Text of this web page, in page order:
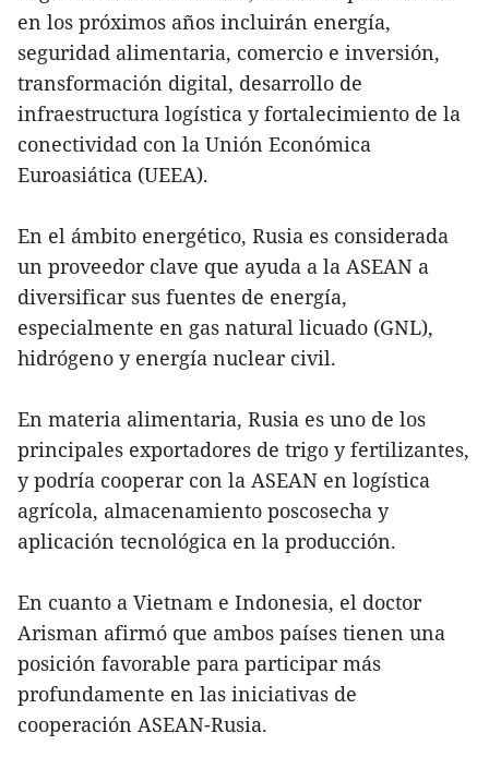
en los próximos años incluirán energía,
seguridad alimentaria, comercio e inversión,
transformación digital, desarrollo de
infraestructura logística y fortalecimiento de la
conectividad con la Unión Económica
Euroasiática (UEEA).
En el ámbito energético, Rusia es considerada
un proveedor clave que ayuda a la ASEAN a
diversificar sus fuentes de energía,
especialmente en gas natural licuado (GNL),
hidrógeno y energía nuclear civil.
En materia alimentaria, Rusia es uno de los
principales exportadores de trigo y fertilizantes,
y podría cooperar con la ASEAN en logística
agrícola, almacenamiento poscosecha y
aplicación tecnológica en la producción.
En cuanto a Vietnam e Indonesia, el doctor
Arisman afirmó que ambos países tienen una
posición favorable para participar más
profundamente en las iniciativas de
cooperación ASEAN-Rusia.